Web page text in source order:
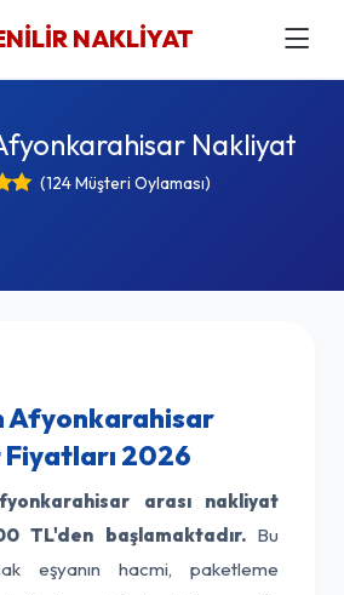
NAKLİYAT
Nakliyat
(124 Müşteri Oylaması)
Afyonkarahisar
2026
arası nakliyat
TL'den başlamaktadır.Bu
eşyanın hacmi, paketleme